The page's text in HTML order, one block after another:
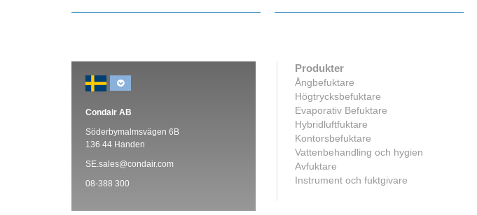
Condair AB
Söderbymalmsvägen 6B
136 44 Handen
SE.sales@condair.com
08-388 300
Produkter
Ångbefuktare
Högtrycksbefuktare
Evaporativ Befuktare
Hybridluftfuktare
Kontorsbefuktare
Vattenbehandling och hygien
Avfuktare
Instrument och fuktgivare